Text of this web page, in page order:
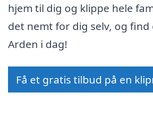
hjem til dig og klippe hele
det nemt for dig selv, og find
Arden i dag!
Få et gratis tilbud på en